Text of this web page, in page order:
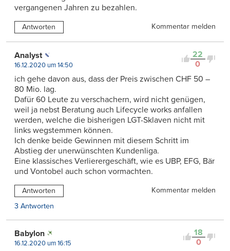
vergangenen Jahren zu bezahlen.
Antworten Kommentar melden
22
0
Analyst
16.12.2020 um 14:50
ich gehe davon aus, dass der Preis zwischen CHF 50 –
80 Mio. lag.
Dafür 60 Leute zu verschachern, wird nicht genügen,
weil ja nebst Beratung auch Lifecycle works anfallen
werden, welche die bisherigen LGT-Sklaven nicht mit
links wegstemmen können.
Ich denke beide Gewinnen mit diesem Schritt im
Abstieg der unerwünschten Kundenliga.
Eine klassisches Verlierergeschäft, wie es UBP, EFG, Bär
und Vontobel auch schon vormachten.
Antworten
Kommentar melden
3 Antworten
18
0
Babylon
16.12.2020 um 16:15